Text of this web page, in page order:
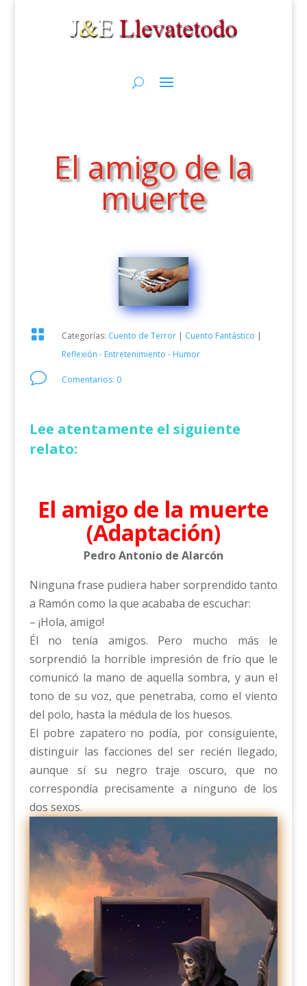
El amigo de la
muerte
 Categorías: Cuento de Terror| Cuento Fantástico |
Reflexión - Entretenimiento - Humor
v Comentarios: 0
Lee atentamente el siguiente
relato:
El amigo de la muerte
(Adaptación)
Pedro Antonio de Alarcón
Ninguna frase pudiera haber sorprendido tanto
a Ramón como la que acababa de escuchar:
– ¡Hola, amigo!
Él no tenía amigos. Pero mucho más le
sorprendió la horrible impresión de frío que le
comunicó la mano de aquella sombra, y aun el
tono de su voz, que penetraba, como el viento
del polo, hasta la médula de los huesos.
El pobre zapatero no podía, por consiguiente,
distinguir las facciones del ser recién llegado,
aunque sí su negro traje oscuro, que no
correspondía precisamente a ninguno de los
dos sexos.